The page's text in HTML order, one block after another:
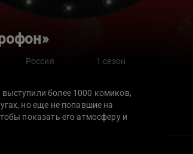
Россия 1 сезон
более 1000 комиков,
но еще не попавшие на
показать его атмосферу и